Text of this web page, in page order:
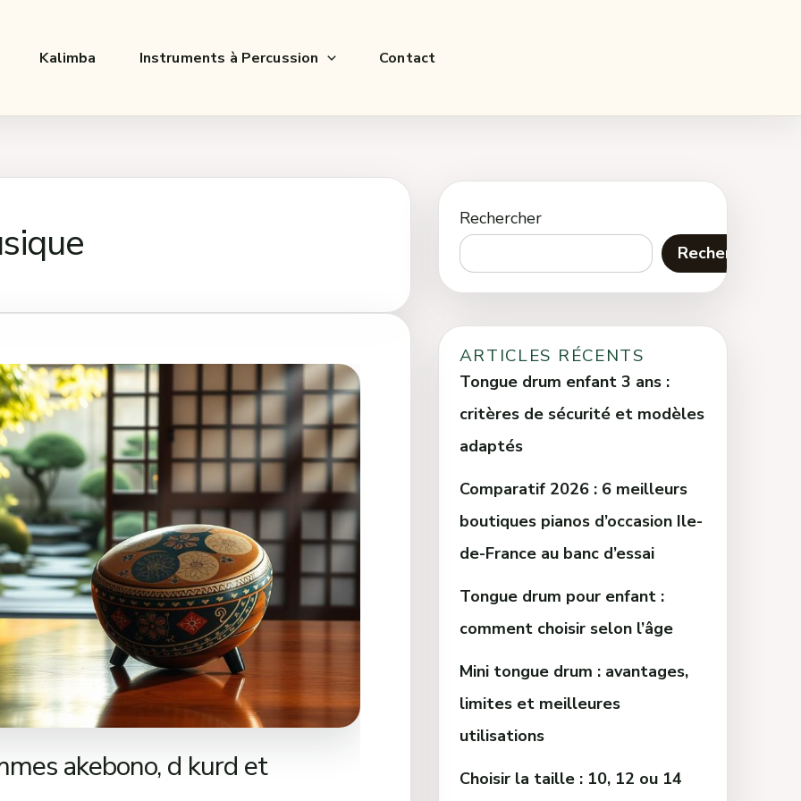
Kalimba Instruments à Percussion Contact
akebono, d kurd et
Rechercher
Rechercher
ARTICLES RÉCENTS
Tongue drum enfant 3 ans :
critères de sécurité et modèles
adaptés
Comparatif 2026 : 6 meilleurs
boutiques pianos d’occasion Ile-
de-France au banc d’essai
Tongue drum pour enfant :
comment choisir selon l’âge
Mini tongue drum : avantages,
limites et meilleures
utilisations
Choisir la taille : 10, 12 ou 14